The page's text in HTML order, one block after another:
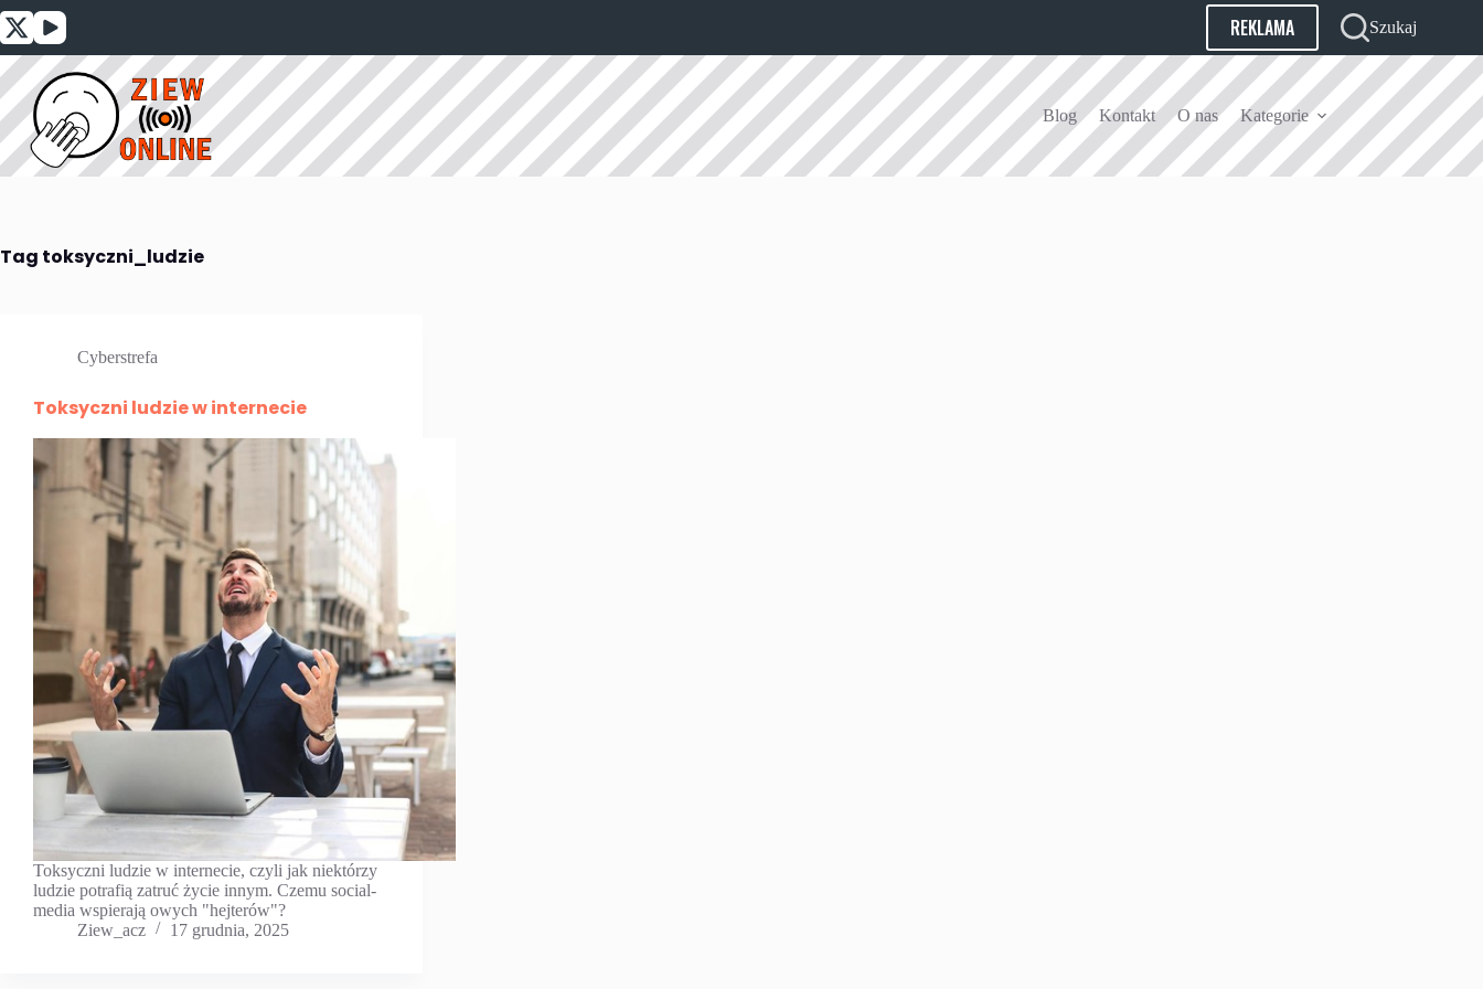
Przejdź
do
treści
REKLAMA Szukaj
Blog Kontakt O nas Kategorie
Tag toksyczni_ludzie
Cyberstrefa
Toksyczni ludzie w internecie
Toksyczni ludzie w internecie, czyli jak niektórzy
ludzie potrafią zatruć życie innym. Czemu social-
media wspierają owych "hejterów"?
Ziew_acz
17 grudnia, 2025